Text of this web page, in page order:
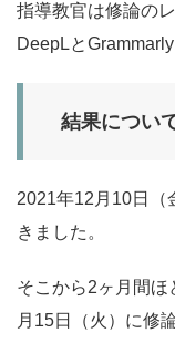
指導教官は修論の
DeepLと
結果につい
2021年12月10日（
きました。
そこから2ヶ月間
月15日（火）に修